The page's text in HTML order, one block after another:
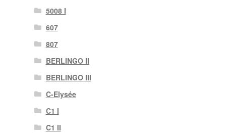
5008 I
607
807
BERLINGO II
BERLINGO III
C-Elysée
C1 I
C1 II